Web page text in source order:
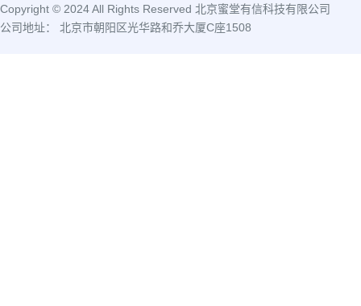
Copyright © 2024 All Rights Reserved 北京蜜堂有信科技有限公司
公司地址： 北京市朝阳区光华路和乔大厦C座1508